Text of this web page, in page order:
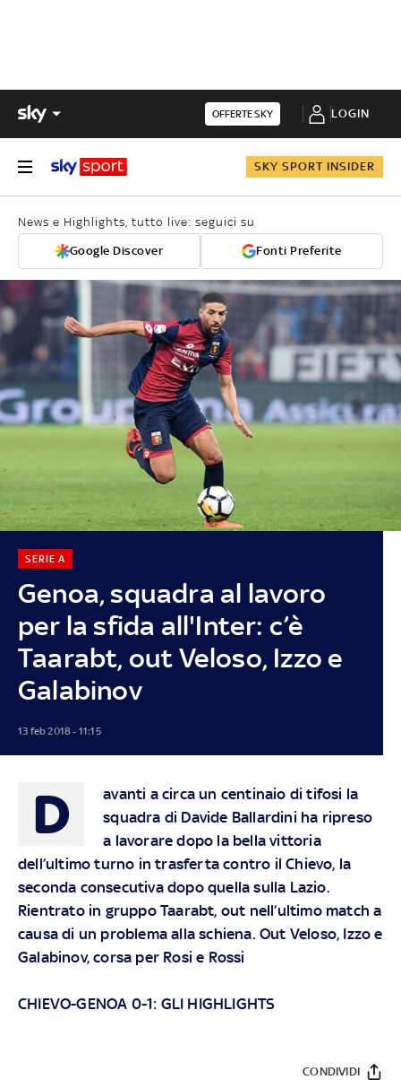
OFFERTE SKY LOGIN
SKY SPORT INSIDER
News e Highlights, tutto live: seguici su
Google Discover Fonti Preferite
Genoa, squadra al lavoro
per la sfida all'Inter: c’è
Taarabt, out Veloso, Izzo e
Galabinov
SERIE A
13 feb 2018 - 11:15
D
avanti a circa un centinaio di tifosi la
squadra di Davide Ballardini ha ripreso
a lavorare dopo la bella vittoria
dell’ultimo turno in trasferta contro il Chievo, la
seconda consecutiva dopo quella sulla Lazio.
Rientrato in gruppo Taarabt, out nell’ultimo match a
causa di un problema alla schiena. Out Veloso, Izzo e
Galabinov, corsa per Rosi e Rossi
CHIEVO-GENOA 0-1: GLI HIGHLIGHTS
CONDIVIDI